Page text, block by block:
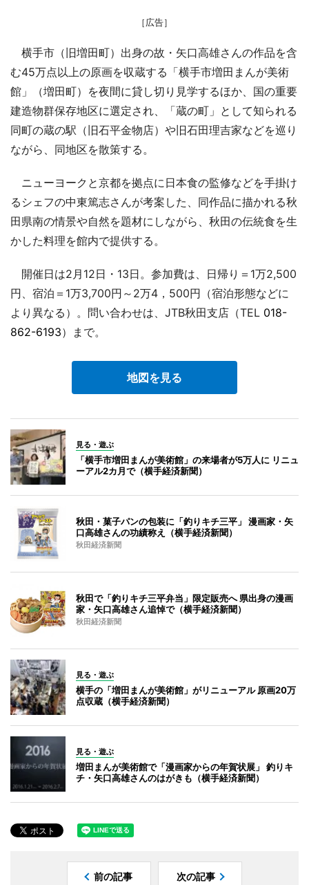
［広告］
横手市（旧増田町）出身の故・矢口高雄さんの作品を含
む45万点以上の原画を収蔵する「横手市増田まんが美術
館」（増田町）を夜間に貸し切り見学するほか、国の重要
建造物群保存地区に選定され、「蔵の町」として知られる
同町の蔵の駅（旧石平金物店）や旧石田理吉家などを巡り
ながら、同地区を散策する。
ニューヨークと京都を拠点に日本食の監修などを手掛け
るシェフの中東篤志さんが考案した、同作品に描かれる秋
田県南の情景や自然を題材にしながら、秋田の伝統食を生
かした料理を館内で提供する。
開催日は2月12日・13日。参加費は、日帰り＝1万2,500
円、宿泊＝1万3,700円～2万4，500円（宿泊形態などに
より異なる）。問い合わせは、JTB秋田支店（TEL 018-
862-6193）まで。
地図を見る
見る・遊ぶ
「横手市増田まんが美術館」の来場者が5万人に リニュ
ーアル2カ月で（横手経済新聞）
秋田・菓子パンの包装に「釣りキチ三平」 漫画家・矢
口高雄さんの功績称え（横手経済新聞）
秋田経済新聞
秋田で「釣りキチ三平弁当」限定販売へ 県出身の漫画
家・矢口高雄さん追悼で（横手経済新聞）
秋田経済新聞
見る・遊ぶ
横手の「増田まんが美術館」がリニューアル 原画20万
点収蔵（横手経済新聞）
見る・遊ぶ
増田まんが美術館で「漫画家からの年賀状展」 釣りキ
チ・矢口高雄さんのはがきも（横手経済新聞）
前の記事 次の記事